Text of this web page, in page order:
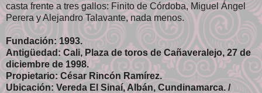
casta frente a tres gallos: Finito de Córdoba, Miguel Ángel
Perera y Alejandro Talavante, nada menos.
Fundación: 1993.
Antigüedad: Cali, Plaza de toros de Cañaveralejo, 27 de
diciembre de 1998.
Propietario: César Rincón Ramírez.
Ubicación: Vereda El Sinaí, Albán, Cundinamarca. /